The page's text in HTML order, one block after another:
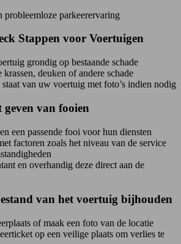
probleemloze parkeerervaring
Stappen voor Voertuigen
grondig op bestaande schade
krassen, deuken of andere schade
van uw voertuig met foto’s indien nodig
van fooien
een passende fooi voor hun diensten
factoren zoals het niveau van de service
en overhandig deze direct aan de
van het voertuig bijhouden
of maak een foto van de locatie
op een veilige plaats om verlies te